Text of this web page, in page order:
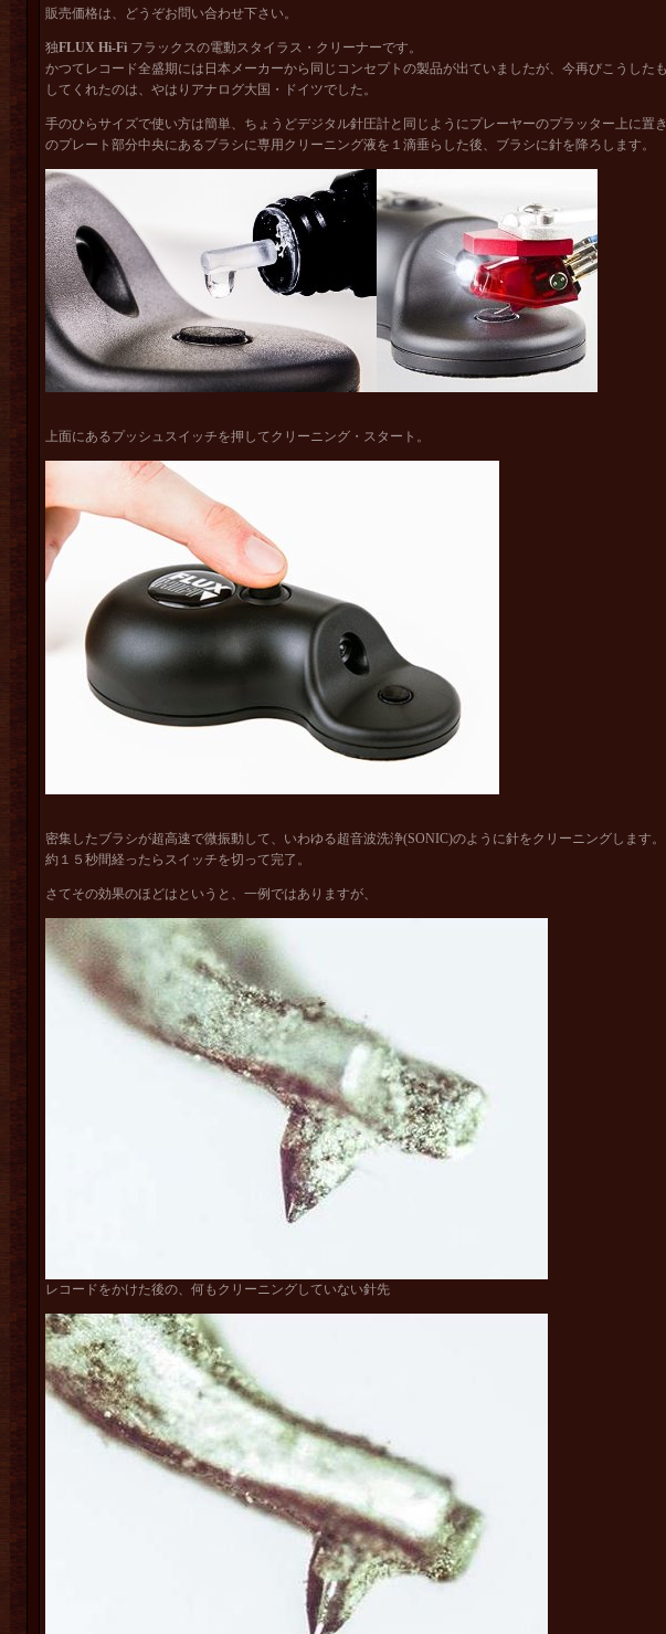
販売価格は、どうぞお問い合わせ下さい。
独FLUX Hi-Fi フラックスの電動スタイラス・クリーナーです。
かつてレコード全盛期には日本メーカーから同じコンセプトの製品が出ていましたが、今再びこうした
してくれたのは、やはりアナログ大国・ドイツでした。
手のひらサイズで使い方は簡単、ちょうどデジタル針圧計と同じようにプレーヤーのプラッター上に置
のプレート部分中央にあるブラシに専用クリーニング液を１滴垂らした後、ブラシに針を降ろします。
上面にあるプッシュスイッチを押してクリーニング・スタート。
密集したブラシが超高速で微振動して、いわゆる超音波洗浄(SONIC)のように針をクリーニングします。
約１５秒間経ったらスイッチを切って完了。
さてその効果のほどはというと、一例ではありますが、
レコードをかけた後の、何もクリーニングしていない針先